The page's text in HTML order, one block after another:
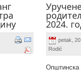
2024.
petak,
Rodić
Општинска